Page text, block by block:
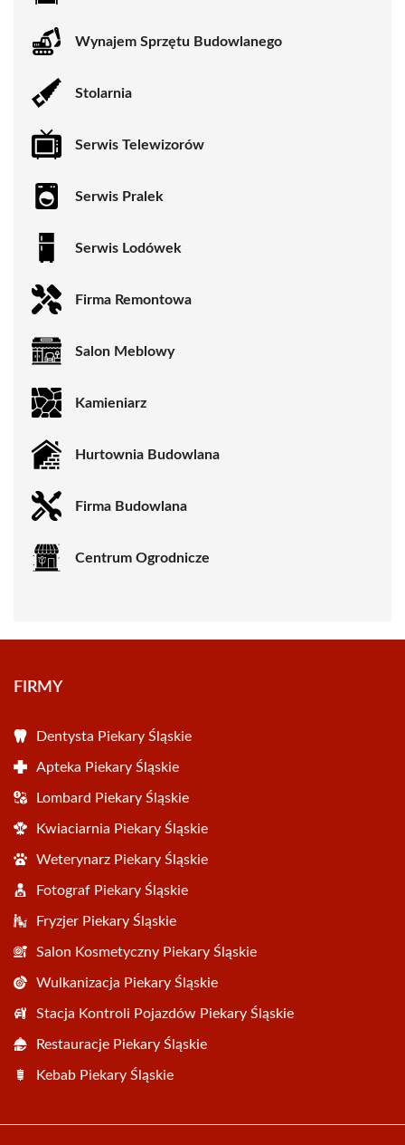
Wynajem Sprzętu Budowlanego
Stolarnia
Serwis Telewizorów
Serwis Pralek
Serwis Lodówek
Firma Remontowa
Salon Meblowy
Kamieniarz
Hurtownia Budowlana
Firma Budowlana
Centrum Ogrodnicze
FIRMY
Dentysta Piekary Śląskie
Apteka Piekary Śląskie
Lombard Piekary Śląskie
Kwiaciarnia Piekary Śląskie
Weterynarz Piekary Śląskie
Fotograf Piekary Śląskie
Fryzjer Piekary Śląskie
Salon Kosmetyczny Piekary Śląskie
Wulkanizacja Piekary Śląskie
Stacja Kontroli Pojazdów Piekary Śląskie
Restauracje Piekary Śląskie
Kebab Piekary Śląskie